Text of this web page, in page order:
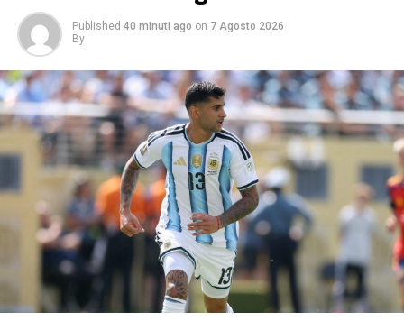
Published 40 minuti ago on 7 Agosto 2026
By